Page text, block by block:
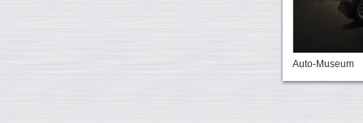
Auto-Museum